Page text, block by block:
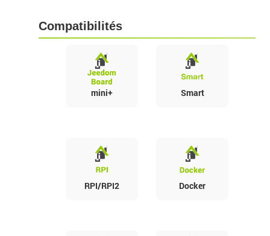
Compatibilités
mini+ Smart
RPI/RPI2 Docker